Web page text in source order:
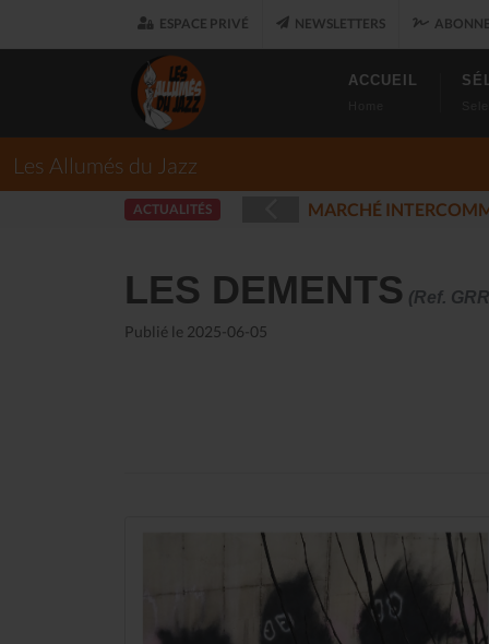
ESPACE PRIVÉ NEWSLETTERS
ACCUEIL
Les Allumés du Jazz
ACTUALITÉS LES ALLUMÉS
LES DEMENTS (Ref.
Publié le 2025-06-05